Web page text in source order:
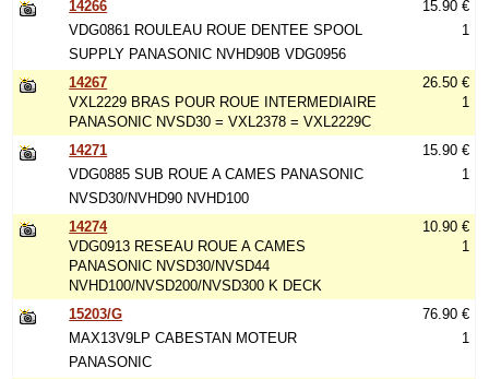
14266
VDG0861 ROULEAU ROUE DENTEE SPOOL
SUPPLY PANASONIC NVHD90B VDG0956
15.90 €
1
14267
VXL2229 BRAS POUR ROUE INTERMEDIAIRE
PANASONIC NVSD30 = VXL2378 = VXL2229C
26.50 €
1
14271
VDG0885 SUB ROUE A CAMES PANASONIC
NVSD30/NVHD90 NVHD100
15.90 €
1
14274
VDG0913 RESEAU ROUE A CAMES
PANASONIC NVSD30/NVSD44
NVHD100/NVSD200/NVSD300 K DECK
10.90 €
1
15203/G
MAX13V9LP CABESTAN MOTEUR
PANASONIC
76.90 €
1